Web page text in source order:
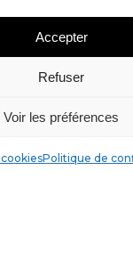
Accepter
Refuser
Voir les préférences
Politique de
ici !